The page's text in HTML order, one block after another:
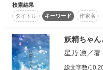
残念美少女。推しにはガチ恋
武藤 瑞紀(高1)
Muto Mizuki
×
「女は二次元に限る」
残念なイケメン（ゲーマー）
Semi Kyosuke
瀬見 恭介
『今日も、私の大切な人たち
でありますように───』
今日も私は、そう神に願った
検索結果
タイトル
キーワード 作家名
妖精ちゃん
星乃 凛／著
総文字数/